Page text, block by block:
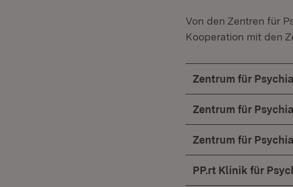
Von den Zentren für
Kooperation mit den
Zentrum für
Zentrum für
Zentrum für
PP.rt Klinik für